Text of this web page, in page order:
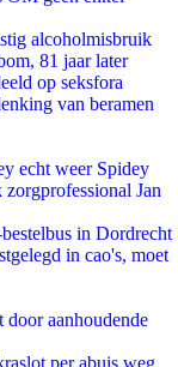
alcoholmisbruik
81 jaar later
op seksfora
van beramen
echt weer Spidey
Jan
in Dordrecht
in cao's, moet
door aanhoudende
per abuis weg